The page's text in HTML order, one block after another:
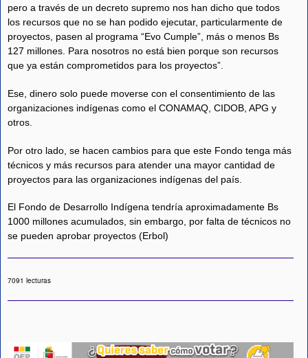
pero a través de un decreto supremo nos han dicho que todos
los recursos que no se han podido ejecutar, particularmente de
proyectos, pasen al programa “Evo Cumple”, más o menos Bs
127 millones. Para nosotros no está bien porque son recursos
que ya están comprometidos para los proyectos”.
Ese, dinero solo puede moverse con el consentimiento de las
organizaciones indígenas como el CONAMAQ, CIDOB, APG y
otros.
Por otro lado, se hacen cambios para que este Fondo tenga más
técnicos y más recursos para atender una mayor cantidad de
proyectos para las organizaciones indígenas del país.
El Fondo de Desarrollo Indígena tendría aproximadamente Bs
1000 millones acumulados, sin embargo, por falta de técnicos no
se pueden aprobar proyectos (Erbol)
7091 lecturas